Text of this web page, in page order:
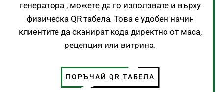
генератора , можете да го използвате и върху
физическа QR табела. Това е удобен начин
клиентите да сканират кода директно от маса,
рецепция или витрина.
ПОРЪЧАЙ QR ТАБЕЛА